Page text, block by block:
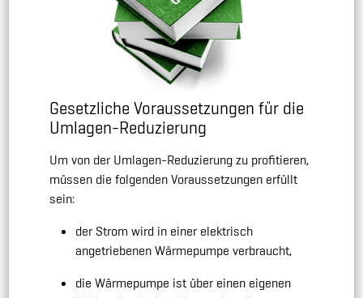
Gesetzliche Voraussetzungen für die
Umlagen-Reduzierung
Um von der Umlagen-Reduzierung zu profitieren,
müssen die folgenden Voraussetzungen erfüllt
sein:
der Strom wird in einer elektrisch
angetriebenen Wärmepumpe verbraucht,
die Wärmepumpe ist über einen eigenen